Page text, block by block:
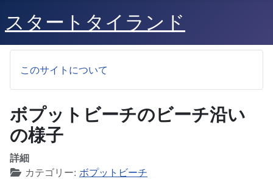
スタートタイランド
このサイトについて
ボプットビーチのビーチ沿い
の様子
詳細
カテゴリー: ボプットビーチ